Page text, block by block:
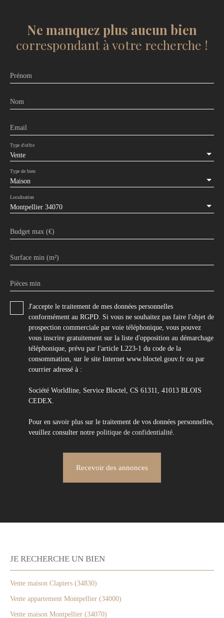
Ne manquez plus aucun bien
correspondant à votre recherche !
Prénom
Nom
Email
Vente
Type d'offre
Maison
Type de bien
Montpellier 34070
Localisation
Budget max (€)
Surface min (m²)
Pièces min
J'accepte le traitement de mes données personnelles
conformément au RGPD. Si vous ne souhaitez pas faire l'objet de
prospection commerciale par voie téléphonique, vous pouvez
vous inscrire gratuitement sur la liste d'opposition au démarchage
téléphonique, prévu par l'article L223-1 du code de la
consommation, sur le site Internet www.bloctel.gouv.fr ou par
courrier adressé à :
Société Worldline, Service Bloctel, CS 61311, 41013 BLOIS
CEDEX.
Pour en savoir plus sur le traitement de vos données personnelles,
veuillez consulter notre politique de confidentialité
Recevoir des annonces
JE RECHERCHE UN BIEN
Vente maison Clapiers (34830)
Vente appartement Montpellier (34000)
Vente maison Montpellier (34070)